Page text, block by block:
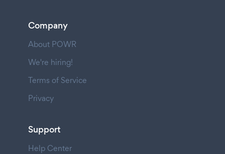
Company
About POWR
We're hiring!
Terms of Service
Privacy
Support
Help Center